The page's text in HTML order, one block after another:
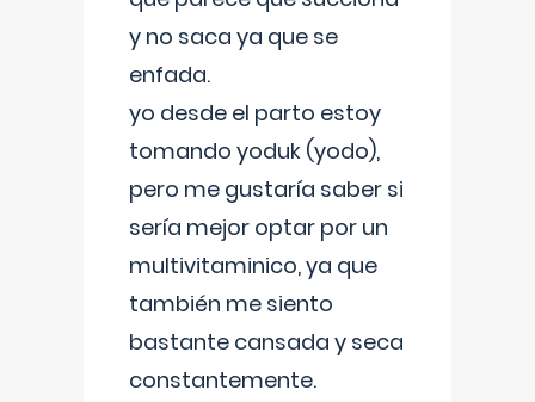
y no saca ya que se
enfada.
yo desde el parto estoy
tomando yoduk (yodo),
pero me gustaría saber si
sería mejor optar por un
multivitaminico, ya que
también me siento
bastante cansada y seca
constantemente.